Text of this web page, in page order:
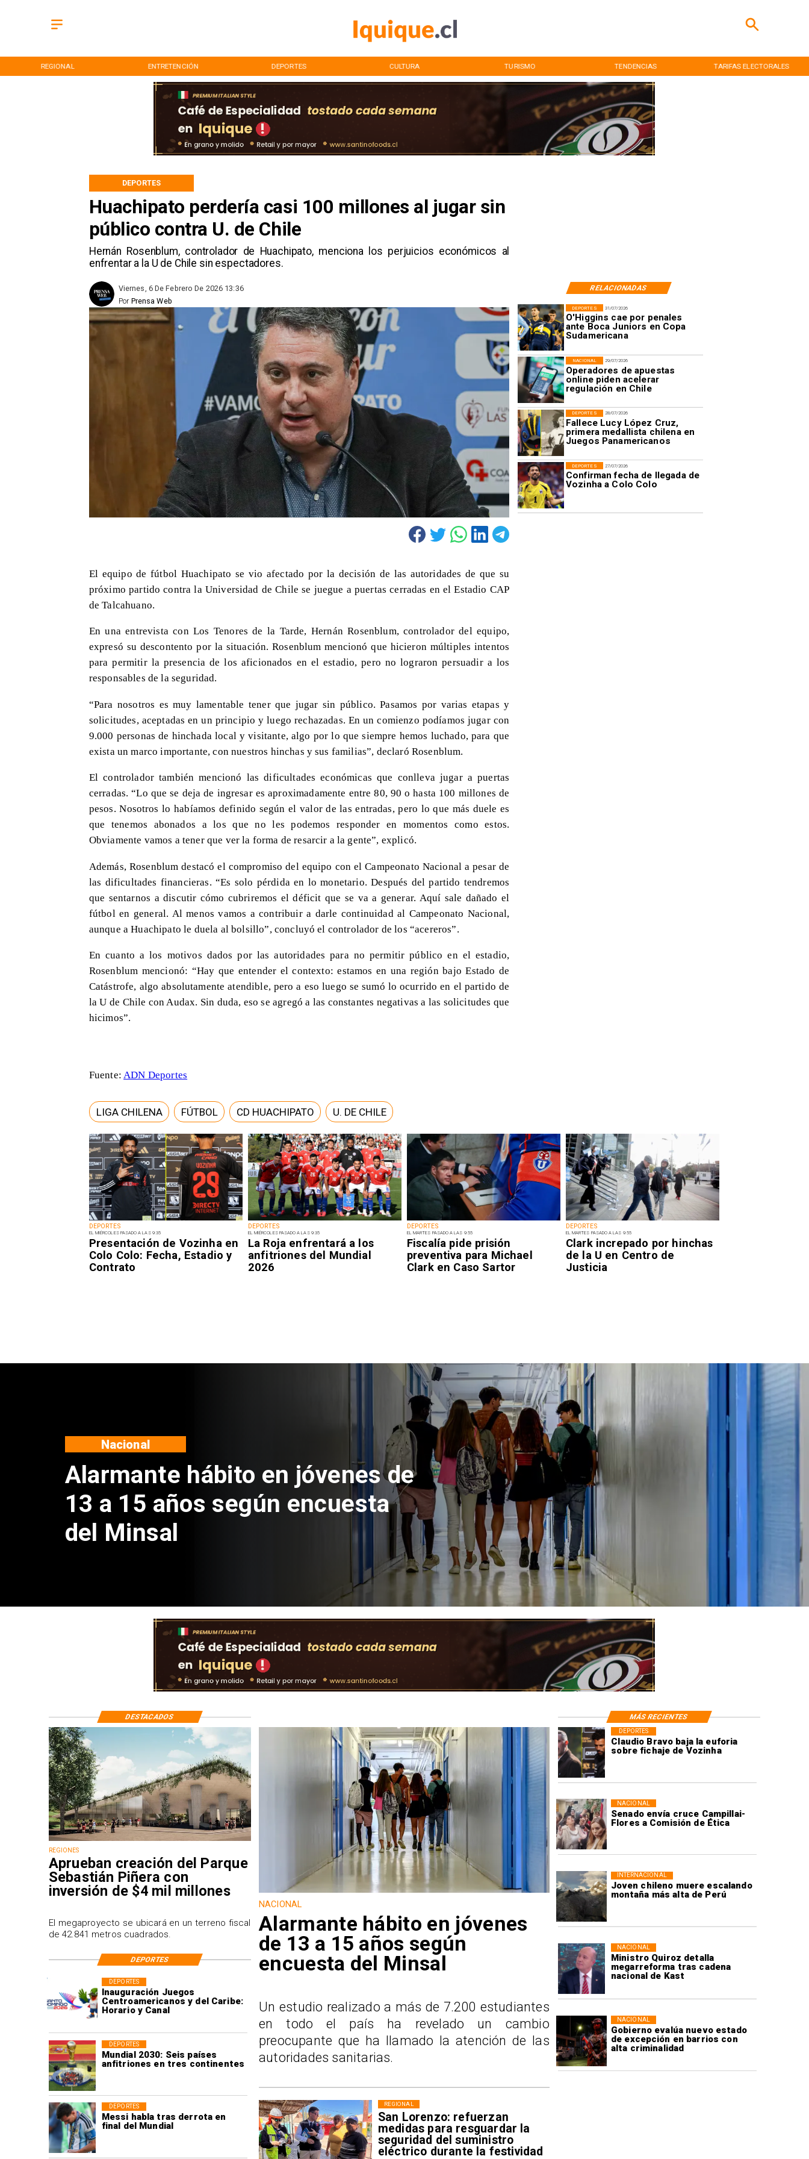
REGIONAL ENTRETENCIÓN DEPORTES CULTURA TURISMO TENDENCIAS TARIFAS ELECTORALES
Huachipato perdería casi 100 millones al jugar sin
público contra U. de Chile
Hernán Rosenblum, controlador de Huachipato, menciona los perjuicios económicos al
enfrentar a la U de Chile sin espectadores.
DEPORTES
RELACIONADAS
Viernes, 6 De Febrero De 2026 13:36
Prensa Web
Por
DEPORTES
EL MIÉRCOLES PASADO A LAS 9:35
Presentación de Vozinha en
Colo Colo: Fecha, Estadio y
Contrato
DEPORTES
EL MIÉRCOLES PASADO A LAS 9:35
La Roja enfrentará a los
anfitriones del Mundial
2026
DEPORTES
EL MARTES PASADO A LAS 9:55
Fiscalía pide prisión
preventiva para Michael
Clark en Caso Sartor
DEPORTES
EL MARTES PASADO A LAS 9:55
Clark increpado por hinchas
de la U en Centro de
Justicia
31/07/2026
O'Higgins cae por penales
ante Boca Juniors en Copa
Sudamericana
DEPORTES
29/07/2026
Operadores de apuestas
online piden acelerar
regulación en Chile
NACIONAL
28/07/2026
Fallece Lucy López Cruz,
primera medallista chilena en
Juegos Panamericanos
DEPORTES
27/07/2026
Confirman fecha de llegada de
Vozinha a Colo Colo
DEPORTES
El equipo de fútbol Huachipato se vio afectado por la decisión de las autoridades de que su
próximo partido contra la Universidad de Chile se juegue a puertas cerradas en el Estadio CAP
de Talcahuano.
En una entrevista con Los Tenores de la Tarde, Hernán Rosenblum, controlador del equipo,
expresó su descontento por la situación. Rosenblum mencionó que hicieron múltiples intentos
para permitir la presencia de los aficionados en el estadio, pero no lograron persuadir a los
responsables de la seguridad.
“Para nosotros es muy lamentable tener que jugar sin público. Pasamos por varias etapas y
solicitudes, aceptadas en un principio y luego rechazadas. En un comienzo podíamos jugar con
9.000 personas de hinchada local y visitante, algo por lo que siempre hemos luchado, para que
exista un marco importante, con nuestros hinchas y sus familias”, declaró Rosenblum.
El controlador también mencionó las dificultades económicas que conlleva jugar a puertas
cerradas. “Lo que se deja de ingresar es aproximadamente entre 80, 90 o hasta 100 millones de
pesos. Nosotros lo habíamos definido según el valor de las entradas, pero lo que más duele es
que tenemos abonados a los que no les podemos responder en momentos como estos.
Obviamente vamos a tener que ver la forma de resarcir a la gente”, explicó.
Además, Rosenblum destacó el compromiso del equipo con el Campeonato Nacional a pesar de
las dificultades financieras. “Es solo pérdida en lo monetario. Después del partido tendremos
que sentarnos a discutir cómo cubriremos el déficit que se va a generar. Aquí sale dañado el
fútbol en general. Al menos vamos a contribuir a darle continuidad al Campeonato Nacional,
aunque a Huachipato le duela al bolsillo”, concluyó el controlador de los “acereros”.
En cuanto a los motivos dados por las autoridades para no permitir público en el estadio,
Rosenblum mencionó: “Hay que entender el contexto: estamos en una región bajo Estado de
Catástrofe, algo absolutamente atendible, pero a eso luego se sumó lo ocurrido en el partido de
la U de Chile con Audax. Sin duda, eso se agregó a las constantes negativas a las solicitudes que
hicimos”.
Fuente:ADN Deportes
LIGA CHILENA FÚTBOL CD HUACHIPATO U. DE CHILE
Aprueban creación del Parque
Sebastián Piñera con inversión
de $4 mil millones
Regiones
Claudio Bravo baja la euforia
sobre fichaje de Vozinha
DEPORTES
Senado envía cruce Campillai-
Flores a Comisión de Ética
NACIONAL
Joven chileno muere escalando
montaña más alta de Perú
INTERNACIONAL
Ministro Quiroz detalla
megarreforma tras cadena
nacional de Kast
NACIONAL
Gobierno evalúa nuevo estado
de excepción en barrios con
alta criminalidad
NACIONAL
Inauguración Juegos
Centroamericanos y del Caribe:
Horario y Canal
DEPORTES
Mundial 2030: Seis países
anfitriones en tres continentes
DEPORTES
Messi habla tras derrota en
final del Mundial
DEPORTES
San Lorenzo: refuerzan
medidas para resguardar la
seguridad del suministro
eléctrico durante la festividad
REGIONAL
REGIONES
Aprueban creación del Parque
Sebastián Piñera con
inversión de $4 mil millones
El megaproyecto se ubicará en un terreno fiscal
de 42.841 metros cuadrados.
NACIONAL
Alarmante hábito en jóvenes
de 13 a 15 años según
encuesta del Minsal
Un estudio realizado a más de 7.200 estudiantes
en todo el país ha revelado un cambio
preocupante que ha llamado la atención de las
autoridades sanitarias.
DESTACADOS MÁS RECIENTES
DEPORTES